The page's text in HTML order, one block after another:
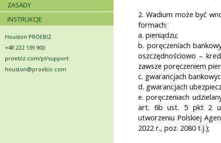
ZASADY
INSTRUKCJE
Houston PROEBIZ
+48 222 139 900
proebiz.com/pl/support
houston@proebiz.com
2. Wadium może być
formach:
a. pieniądzu;
b. poręczeniach
oszczędnościowo –
zawsze poręczeniem
c. gwarancjach
d. gwarancjach
e. poręczeniach
art. 6b ust. 5 pkt 2
utworzeniu Polskiej
2022 r., poz. 2080 t.j.);